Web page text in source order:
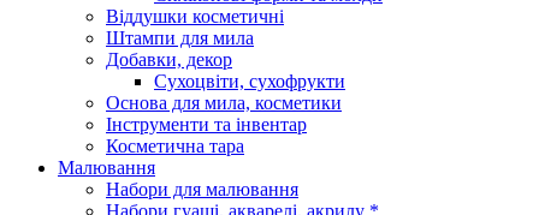
Віддушки косметичні
Штампи для мила
Добавки, декор
Сухоцвіти, сухофрукти
Основа для мила, косметики
Інструменти та інвентар
Косметична тара
Малювання
Набори для малювання
Набори гуаші, акварелі, акрилу *